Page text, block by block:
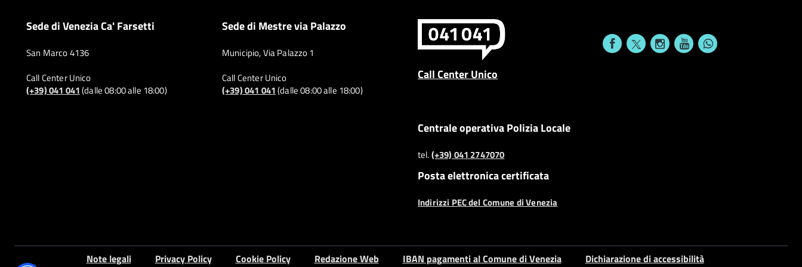
Sede di Venezia Ca' Farsetti
San Marco 4136
Call Center Unico
(+39) 041 041(dalle 08:00 alle 18:00)
Sede di Mestre via Palazzo
Municipio, Via Palazzo 1
Call Center Unico
(+39) 041 041(dalle 08:00 alle 18:00)
Call Center Unico
Centrale operativa Polizia Locale
tel.(+39) 041 2747070
Posta elettronica certificata
Indirizzi PEC del Comune di Venezia
Note legali Privacy Policy Cookie Policy Redazione Web IBAN pagamenti al Comune di Venezia Dichiarazione di accessibilità